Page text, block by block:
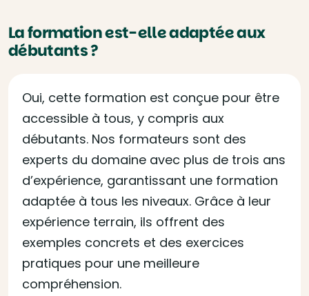
La formation est-elle adaptée aux
débutants ?
Oui, cette formation est conçue pour être
accessible à tous, y compris aux
débutants. Nos formateurs sont des
experts du domaine avec plus de trois ans
d’expérience, garantissant une formation
adaptée à tous les niveaux. Grâce à leur
expérience terrain, ils offrent des
exemples concrets et des exercices
pratiques pour une meilleure
compréhension.